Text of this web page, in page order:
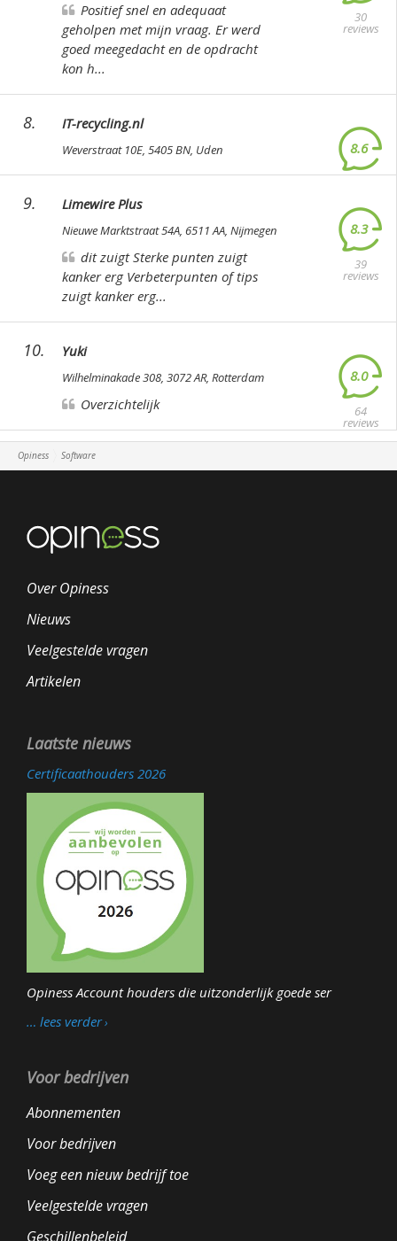
30
reviews
Positief snel en adequaat
geholpen met mijn vraag. Er werd
goed meegedacht en de opdracht
kon h...
8. IT-recycling.nl
Weverstraat 10E, 5405 BN, Uden 8.6
9. Limewire Plus
Nieuwe Marktstraat 54A, 6511 AA, Nijmegen 8.3
39
reviews
dit zuigtSterke punten zuigt
kanker erg Verbeterpunten of tips
zuigt kanker erg...
10. Yuki
Wilhelminakade 308, 3072 AR, Rotterdam 8.0
64
reviews
Overzichtelijk
Opiness Software
Over Opiness
Nieuws
Veelgestelde vragen
Artikelen
Laatste nieuws
Certificaathouders 2026
Opiness Account houders die uitzonderlijk goede ser
… lees verder
Voor bedrijven
Abonnementen
Voor bedrijven
Voeg een nieuw bedrijf toe
Veelgestelde vragen
Geschillenbeleid